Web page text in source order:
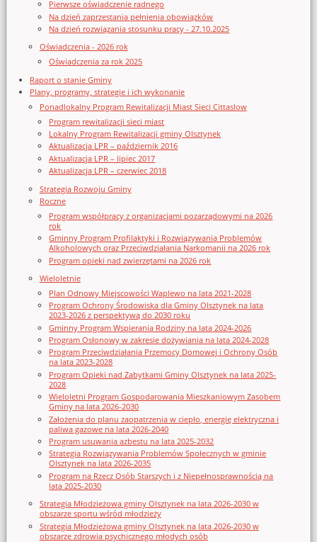
Pierwsze oświadczenie radnego
Na dzień zaprzestania pełnienia obowiązków
Na dzień rozwiązania stosunku pracy - 27.10.2025
Oświadczenia - 2026 rok
Oświadczenia za rok 2025
Raport o stanie Gminy
Plany, programy, strategie i ich wykonanie
Ponadlokalny Program Rewitalizacji Miast Sieci Cittaslow
Program rewitalizacji sieci miast
Lokalny Program Rewitalizacji gminy Olsztynek
Aktualizacja LPR – październik 2016
Aktualizacja LPR – lipiec 2017
Aktualizacja LPR – czerwiec 2018
Strategia Rozwoju Gminy
Roczne
Program współpracy z organizacjami pozarządowymi na 2026
rok
Gminny Program Profilaktyki i Rozwiązywania Problemów
Alkoholowych oraz Przeciwdziałania Narkomanii na 2026 rok
Program opieki nad zwierzętami na 2026 rok
Wieloletnie
Plan Odnowy Miejscowości Waplewo na lata 2021-2028
Program Ochrony Środowiska dla Gminy Olsztynek na lata
2023-2026 z perspektywą do 2030 roku
Gminny Program Wspierania Rodziny na lata 2024-2026
Program Osłonowy w zakresie dożywiania na lata 2024-2028
Program Przeciwdziałania Przemocy Domowej i Ochrony Osób
na lata 2023-2028
Program Opieki nad Zabytkami Gminy Olsztynek na lata 2025-
2028
Wieloletni Program Gospodarowania Mieszkaniowym Zasobem
Gminy na lata 2026-2030
Założenia do planu zaopatrzenia w ciepło, energię elektryczna i
paliwa gazowe na lata 2026-2040
Program usuwania azbestu na lata 2025-2032
Strategia Rozwiązywania Problemów Społecznych w gminie
Olsztynek na lata 2026-2035
Program na Rzecz Osób Starszych i z Niepełnosprawnością na
lata 2025-2030
Strategia Młodzieżowa gminy Olsztynek na lata 2026-2030 w
obszarze sportu wśród młodzieży
Strategia Młodzieżowa gminy Olsztynek na lata 2026-2030 w
obszarze zdrowia psychicznego młodych osób